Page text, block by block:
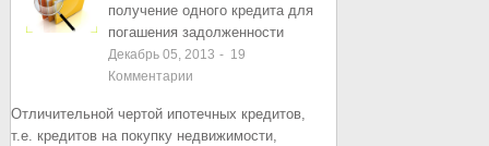
получение одного кредита для
погашения задолженности
Декабрь 05, 2013 - 19
Комментарии
Отличительной чертой ипотечных кредитов,
т.е. кредитов на покупку недвижимости,